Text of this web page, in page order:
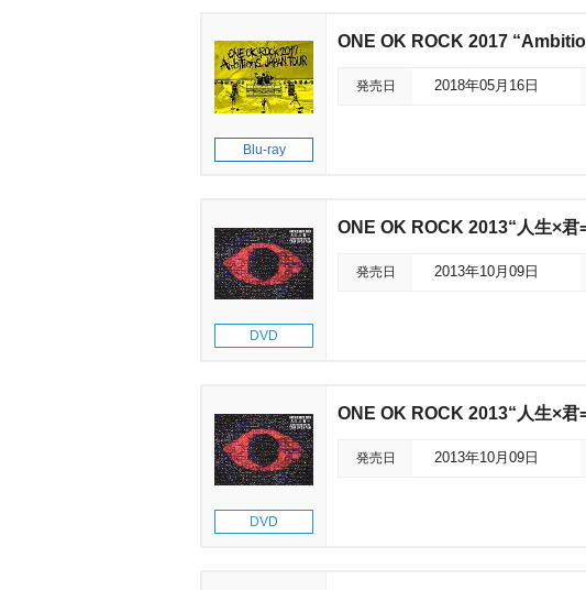
Blu-ray
ONE OK ROCK 2017
発売日 2018年05月16日
DVD
ONE OK ROCK 2013“人生×君
発売日 2013年10月09日
DVD
ONE OK ROCK 2013“人生×君
発売日 2013年10月09日